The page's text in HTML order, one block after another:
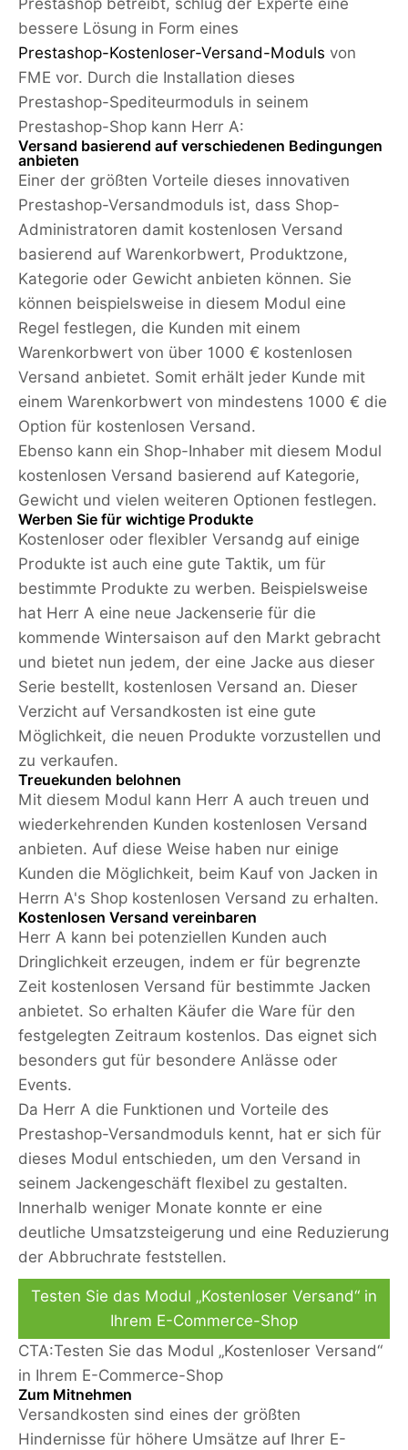
Prestashop betreibt, schlug der Experte eine
bessere Lösung in Form eines
Prestashop-Kostenloser-Versand-Moduls von
FME vor. Durch die Installation dieses
Prestashop-Spediteurmoduls in seinem
Prestashop-Shop kann Herr A:
Versand basierend auf verschiedenen Bedingungen
anbieten
Einer der größten Vorteile dieses innovativen
Prestashop-Versandmoduls ist, dass Shop-
Administratoren damit kostenlosen Versand
basierend auf Warenkorbwert, Produktzone,
Kategorie oder Gewicht anbieten können. Sie
können beispielsweise in diesem Modul eine
Regel festlegen, die Kunden mit einem
Warenkorbwert von über 1000 € kostenlosen
Versand anbietet. Somit erhält jeder Kunde mit
einem Warenkorbwert von mindestens 1000 € die
Option für kostenlosen Versand.
Ebenso kann ein Shop-Inhaber mit diesem Modul
kostenlosen Versand basierend auf Kategorie,
Gewicht und vielen weiteren Optionen festlegen.
Werben Sie für wichtige Produkte
Kostenloser oder flexibler Versandg auf einige
Produkte ist auch eine gute Taktik, um für
bestimmte Produkte zu werben. Beispielsweise
hat Herr A eine neue Jackenserie für die
kommende Wintersaison auf den Markt gebracht
und bietet nun jedem, der eine Jacke aus dieser
Serie bestellt, kostenlosen Versand an. Dieser
Verzicht auf Versandkosten ist eine gute
Möglichkeit, die neuen Produkte vorzustellen und
zu verkaufen.
Treuekunden belohnen
Mit diesem Modul kann Herr A auch treuen und
wiederkehrenden Kunden kostenlosen Versand
anbieten. Auf diese Weise haben nur einige
Kunden die Möglichkeit, beim Kauf von Jacken in
Herrn A's Shop kostenlosen Versand zu erhalten.
Kostenlosen Versand vereinbaren
Herr A kann bei potenziellen Kunden auch
Dringlichkeit erzeugen, indem er für begrenzte
Zeit kostenlosen Versand für bestimmte Jacken
anbietet. So erhalten Käufer die Ware für den
festgelegten Zeitraum kostenlos. Das eignet sich
besonders gut für besondere Anlässe oder
Events.
Da Herr A die Funktionen und Vorteile des
Prestashop-Versandmoduls kennt, hat er sich für
dieses Modul entschieden, um den Versand in
seinem Jackengeschäft flexibel zu gestalten.
Innerhalb weniger Monate konnte er eine
deutliche Umsatzsteigerung und eine Reduzierung
der Abbruchrate feststellen.
Testen Sie das Modul „Kostenloser Versand“ in
Ihrem E-Commerce-Shop
CTA:Testen Sie das Modul „Kostenloser Versand“
in Ihrem E-Commerce-Shop
Zum Mitnehmen
Versandkosten sind eines der größten
Hindernisse für höhere Umsätze auf Ihrer E-